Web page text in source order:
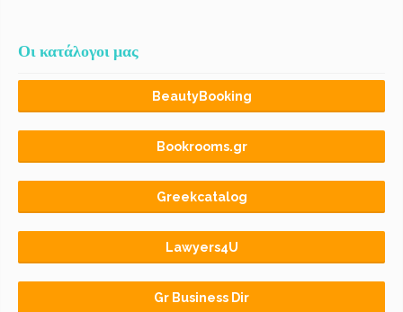
Οι κατάλογοι μας
BeautyBooking
Bookrooms.gr
Greekcatalog
Lawyers4U
Gr Business Dir